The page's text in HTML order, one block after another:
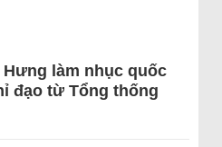
làm nhục quốc
đạo từ Tổng thống